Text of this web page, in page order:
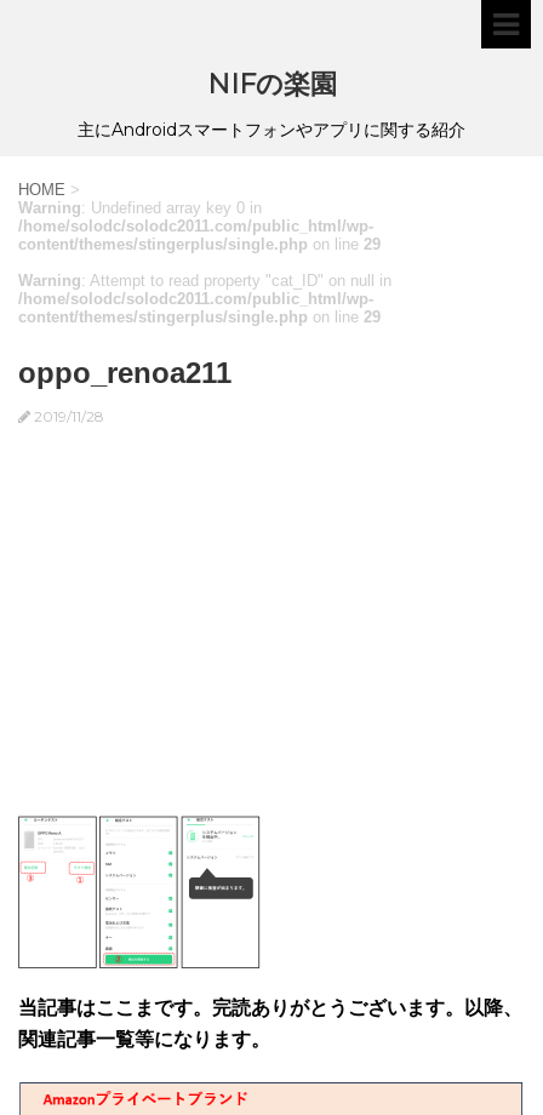
NIFの楽園
主にAndroidスマートフォンやアプリに関する紹介
HOME >
Warning: Undefined array key 0 in
/home/solodc/solodc2011.com/public_html/wp-
content/themes/stingerplus/single.php on line 29
Warning: Attempt to read property "cat_ID" on null in
/home/solodc/solodc2011.com/public_html/wp-
content/themes/stingerplus/single.php on line 29
oppo_renoa211
2019/11/28
当記事はここまです。完読ありがとうございます。以降、
関連記事一覧等になります。